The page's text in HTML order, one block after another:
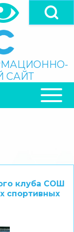
САЙТ
клуба СОШ
спортивных